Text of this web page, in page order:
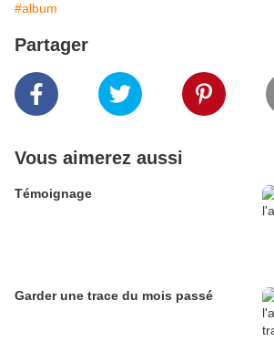
#album
Partager
Vous aimerez aussi
Témoignage
Garder une trace du mois passé